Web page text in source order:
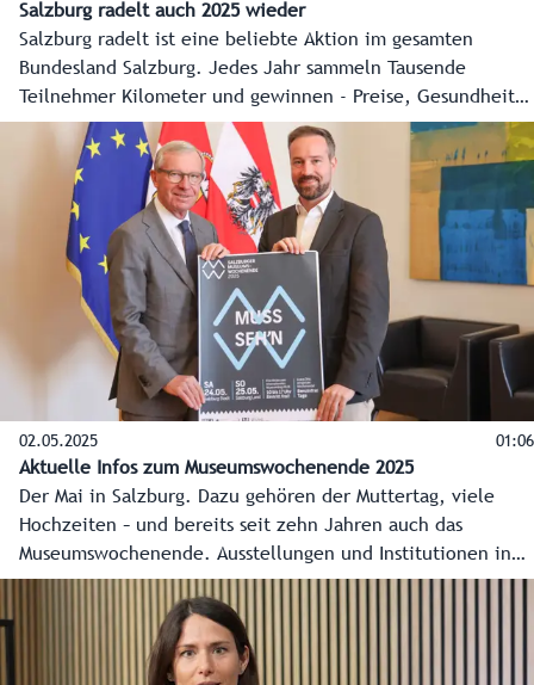
Salzburg radelt auch 2025 wieder
Salzburg radelt ist eine beliebte Aktion im gesamten
Bundesland Salzburg. Jedes Jahr sammeln Tausende
Teilnehmer Kilometer und gewinnen - Preise, Gesundheit
und Lebensqualität.
02.05.2025 01:06
Aktuelle Infos zum Museumswochenende 2025
Der Mai in Salzburg. Dazu gehören der Muttertag, viele
Hochzeiten – und bereits seit zehn Jahren auch das
Museumswochenende. Ausstellungen und Institutionen in
Stadt und Land Salzburg öffnen heuer am 24. und 25. Mai
ihre Türen und machen Gusto auf mehr. Als Bonus sind
auch die öffentlichen Verkehrsmittel an diesen beiden
Tagen im ganzen Bundesland gratis.